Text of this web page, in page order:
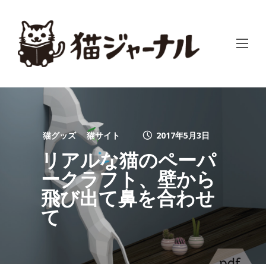
猫グッズ 猫サイト 2017年5月3日
リアルな猫のペーパ
ークラフト、壁から
飛び出て鼻を合わせ
て